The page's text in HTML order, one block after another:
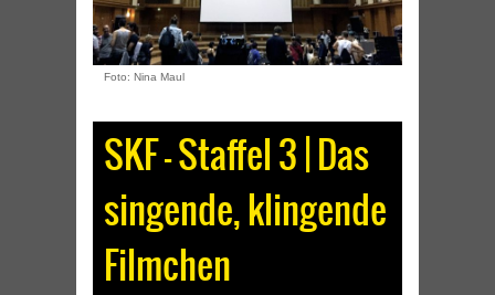
Foto: Nina Maul
SKF – Staffel 3 | Das
singende, klingende
Filmchen